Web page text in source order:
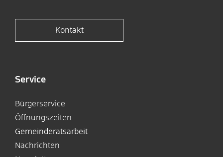
Kontakt
Service
Bürgerservice
Öffnungszeiten
Gemeinderatsarbeit
Nachrichten